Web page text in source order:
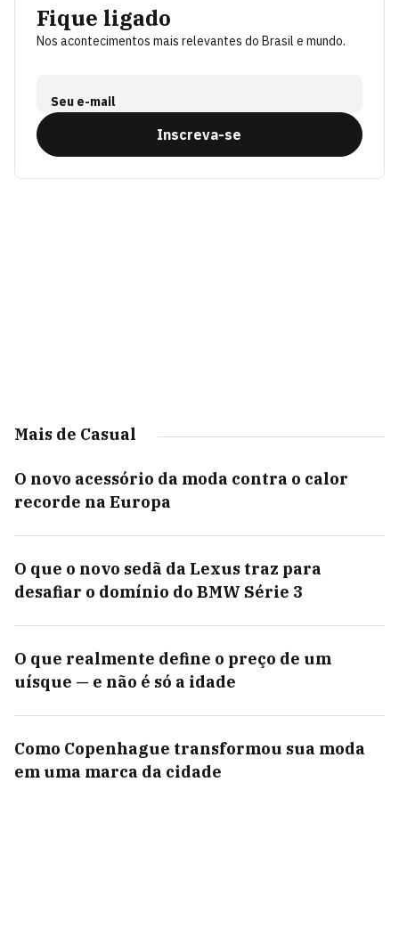
Fique ligado
Nos acontecimentos mais relevantes do Brasil e mundo.
Seu e-mail
Inscreva-se
Mais de Casual
O novo acessório da moda contra o calor
recorde na Europa
O que o novo sedã da Lexus traz para
desafiar o domínio do BMW Série 3
O que realmente define o preço de um
uísque — e não é só a idade
Como Copenhague transformou sua moda
em uma marca da cidade